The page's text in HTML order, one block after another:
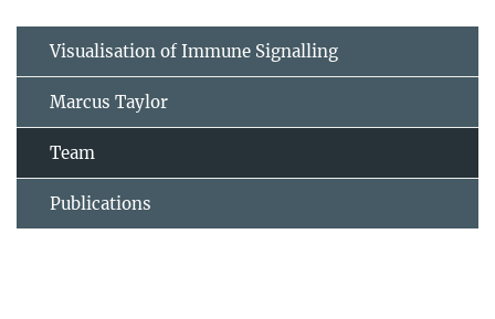
Visualisation of Immune Signalling
Marcus Taylor
Team
Publications